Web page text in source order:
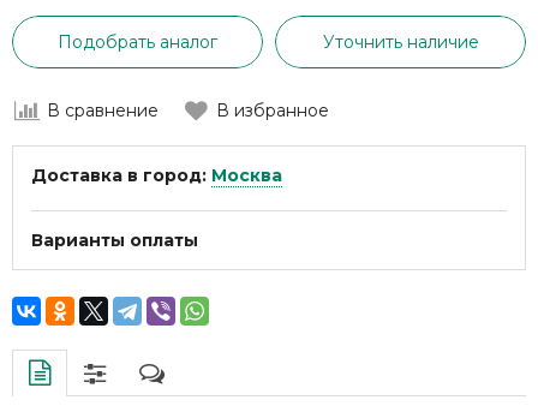
Подобрать аналог Уточнить наличие
В сравнение В избранное
Доставка в город: Москва
Варианты оплаты